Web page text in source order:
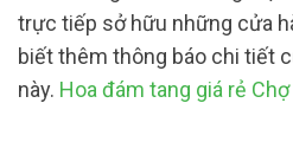
trực tiếp sở hữu những cửa
biết thêm thông báo chi tiết
này. Hoa đám tang giá rẻ